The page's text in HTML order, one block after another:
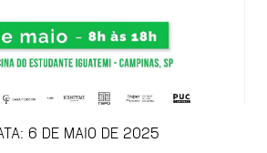
6 DE MAIO DE 2025